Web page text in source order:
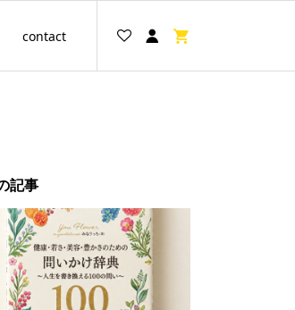
contact
記事